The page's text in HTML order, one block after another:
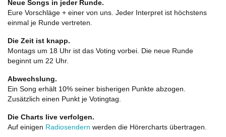
Neue Songs in jeder Runde.
Eure Vorschläge + einer von uns. Jeder Interpret ist höchstens
einmal je Runde vertreten.
Die Zeit ist knapp.
Montags um 18 Uhr ist das Voting vorbei. Die neue Runde
beginnt um 22 Uhr.
Abwechslung.
Ein Song erhält 10% seiner bisherigen Punkte abzogen.
Zusätzlich einen Punkt je Votingtag.
Die Charts live verfolgen.
Auf einigen Radiosendern werden die Hörercharts übertragen.